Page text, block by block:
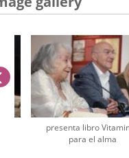
presenta libro
para el alma
previus